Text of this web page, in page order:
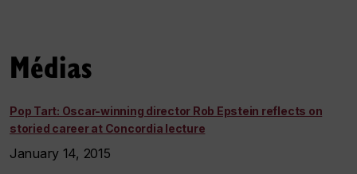
Médias
Pop Tart: Oscar-winning director Rob Epstein reflects on
storied career at Concordia lecture
January 14, 2015